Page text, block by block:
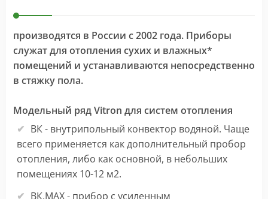
производятся в России с 2002 года. Приборы
служат для отопления сухих и влажных*
помещений и устанавливаются непосредственно
в стяжку пола.
Модельный ряд Vitron для систем отопления
ВК - внутрипольный конвектор водяной. Чаще
всего применяется как дополнительный пробор
отопления, либо как основной, в небольших
помещениях 10-12 м2.
ВК.МАХ - прибор с усиленным